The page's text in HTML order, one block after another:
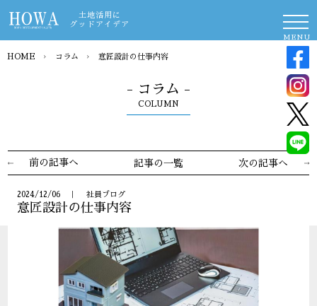
土地活用に
グッドアイデア
MENU
- コラム -
COLUMN
HOME › コラム › 意匠設計の仕事内容
前の記事へ 記事の一覧 次の記事へ
2024/12/06 ｜ 社員ブログ
意匠設計の仕事内容